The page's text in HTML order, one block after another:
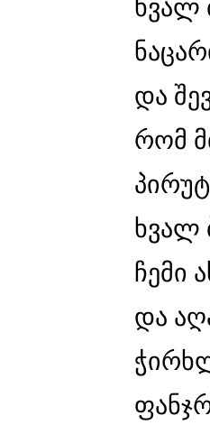
ხვალ
და
რომ
ხვალ
ჩემი
და